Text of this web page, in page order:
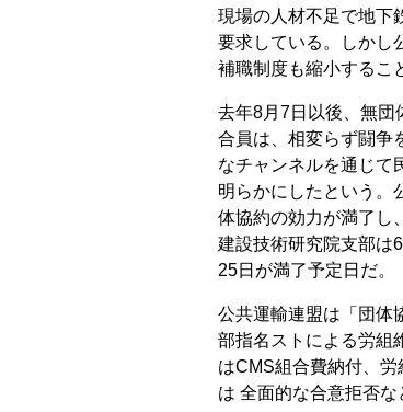
現場の人材不足で地下
要求している。しかし
補職制度も縮小するこ
去年8月7日以後、無団
合員は、相変らず闘争
なチャンネルを通じて
明らかにしたという。
体協約の効力が満了し
建設技術研究院支部は
25日が満了予定日だ。
公共運輸連盟は「団体
部指名ストによる労組
はCMS組合費納付、
は 全面的な合意拒否